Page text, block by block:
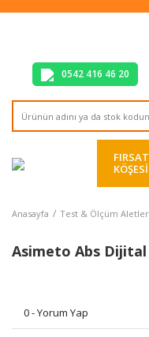
Tüm
0542 416 46 20
FIRSAT
KÖŞESİ
Anasayfa Test & Ölçüm
Asimeto Abs Dijital
0 - Yorum Yap